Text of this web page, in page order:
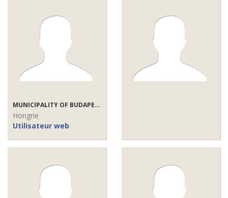
MUNICIPALITY OF BUDAPEST
Hongrie
Utilisateur web